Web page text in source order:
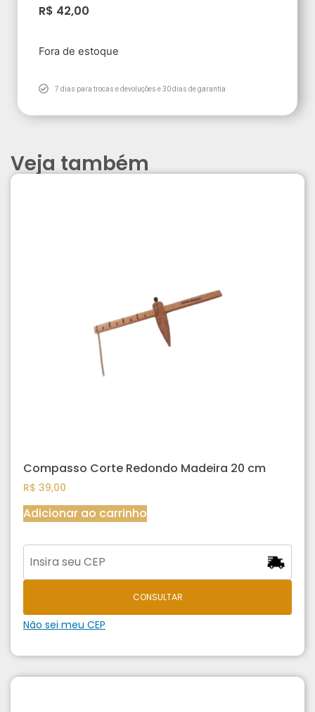
R$ 42,00
Fora de estoque
7 dias para trocas e devoluções e 30 dias de garantia
Veja também
Compasso Corte Redondo Madeira 20 cm
R$ 39,00
Adicionar ao carrinho
CONSULTAR
Não sei meu CEP